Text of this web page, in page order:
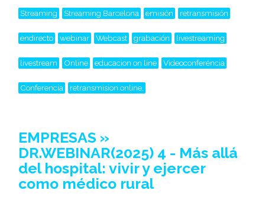
Streaming Streaming Barcelona emisión retransmisión
endirecto webinar Webcast grabación livestreaming
livestream Online educacion on line Videoconferéncia
Conferencia retransmision online,
EMPRESAS »
DR.WEBINAR(2025) 4 - Más allá
del hospital: vivir y ejercer
como médico rural